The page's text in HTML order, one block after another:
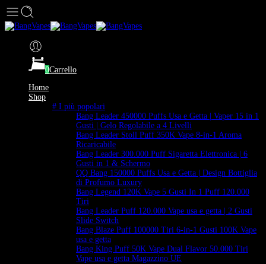
0Carrello
Home
Shop
# I più popolari
Bang Leader 450000 Puffs Usa e Getta | Vaper 15 in 1
Gusti | Gelo Regolabile a 4 Livelli
Bang Leader Stoll Puff 350K Vape 8-in-1 Aroma
Ricaricabile
Bang Leader 300.000 Puff Sigaretta Elettronica | 6
Gusti in 1 & Schermo
QQ Bang 150000 Puffs Usa e Getta | Design Bottiglia
di Profumo Luxury
Bang Legend 120K Vape 5 Gusti In 1 Puff 120.000
Tiri
Bang Leader Puff 120.000 Vape usa e getta | 2 Gusti
Slide Switch
Bang Blaze Puff 100000 Tiri 6-in-1 Gusti 100K Vape
usa e getta
Bang King Puff 50K Vape Dual Flavor 50.000 Tiri
Vape usa e getta Magazzino UE